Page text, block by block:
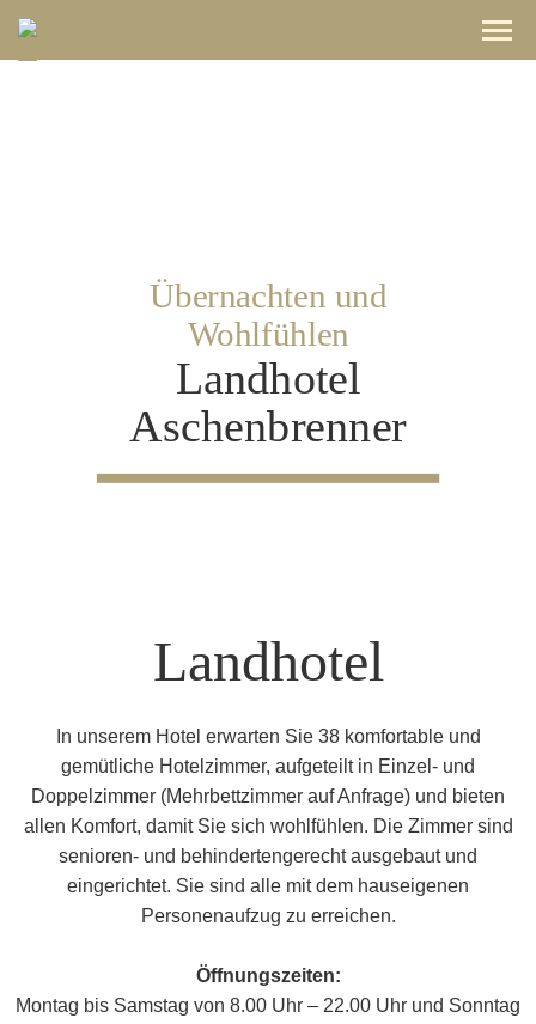
Übernachten und
Wohlfühlen
Landhotel
Aschenbrenner
Landhotel
In unserem Hotel erwarten Sie 38 komfortable und
gemütliche Hotelzimmer, aufgeteilt in Einzel- und
Doppelzimmer (Mehrbettzimmer auf Anfrage) und bieten
allen Komfort, damit Sie sich wohlfühlen. Die Zimmer sind
senioren- und behindertengerecht ausgebaut und
eingerichtet. Sie sind alle mit dem hauseigenen
Personenaufzug zu erreichen.
Öffnungszeiten:
Montag bis Samstag von 8.00 Uhr – 22.00 Uhr und Sonntag